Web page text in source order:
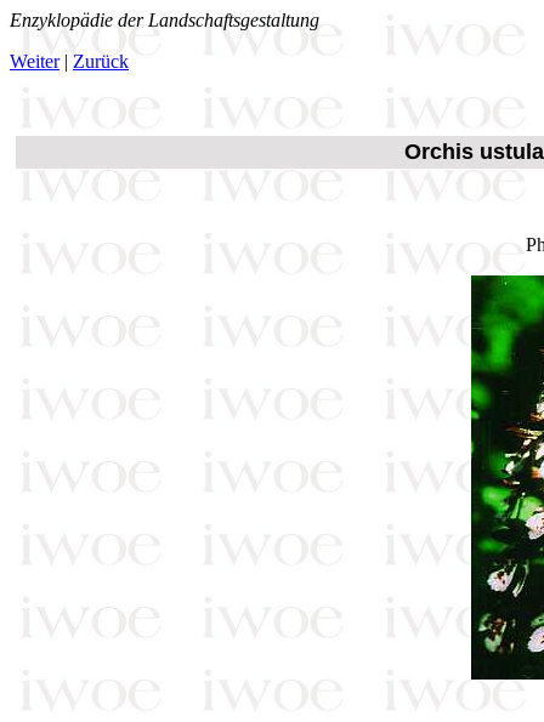
Enzyklopädie der Landschaftsgestaltung
Weiter| Zurück
Orchis